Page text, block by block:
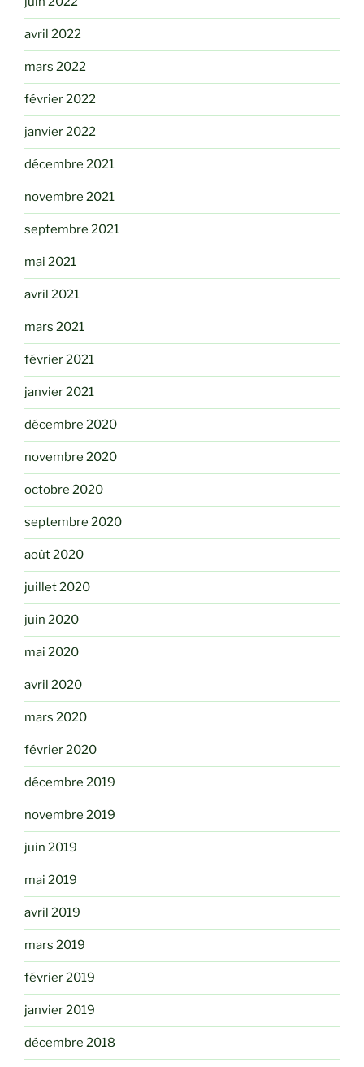
avril 2022
mars 2022
février 2022
janvier 2022
décembre 2021
novembre 2021
septembre 2021
mai 2021
avril 2021
mars 2021
février 2021
janvier 2021
décembre 2020
novembre 2020
octobre 2020
septembre 2020
août 2020
juillet 2020
juin 2020
mai 2020
avril 2020
mars 2020
février 2020
décembre 2019
novembre 2019
juin 2019
mai 2019
avril 2019
mars 2019
février 2019
janvier 2019
décembre 2018